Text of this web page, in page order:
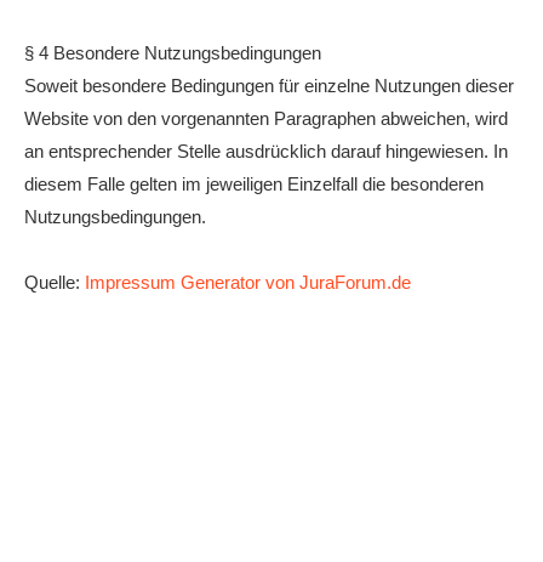
§ 4 Besondere Nutzungsbedingungen
Soweit besondere Bedingungen für einzelne Nutzungen dieser
Website von den vorgenannten Paragraphen abweichen, wird
an entsprechender Stelle ausdrücklich darauf hingewiesen. In
diesem Falle gelten im jeweiligen Einzelfall die besonderen
Nutzungsbedingungen.
Quelle: Impressum Generator von JuraForum.de